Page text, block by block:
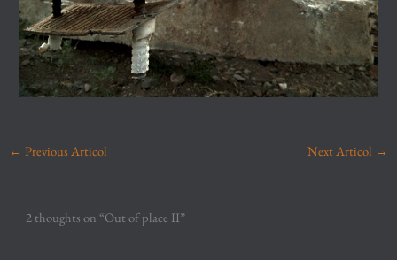
← Previous Articol Next Articol →
2 thoughts on “Out of place II”